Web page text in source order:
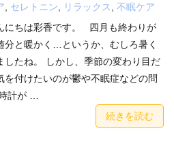
セレトニン リラックス
不眠ケア
にちは彩香です。 四月も終わりが
分と暖かく…というか、むしろ暑く
したね。 しかし、季節の変わり目だ
を付けたいのが鬱や不眠症などの問
計が …
続きを読む